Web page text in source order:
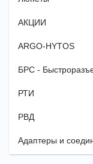
АКЦИИ
ARGO-HYTOS
БРС -
РТИ
РВД
Адаптеры и